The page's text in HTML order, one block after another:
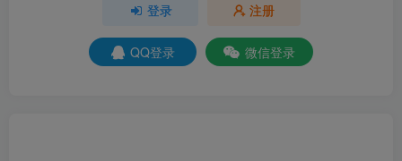
登录 注册
QQ登录 微信登录